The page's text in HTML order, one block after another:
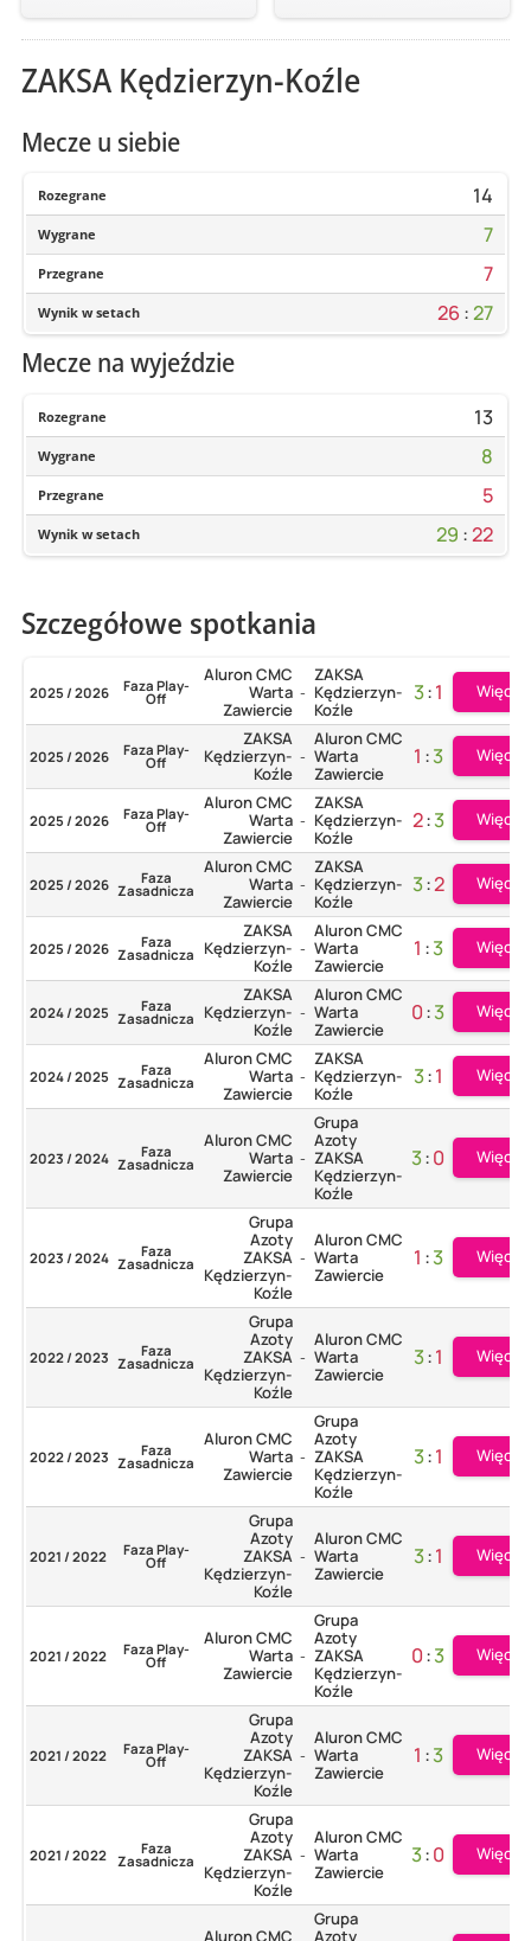
ZAKSA Kędzierzyn-Koźle
Mecze u siebie
Rozegrane 14
Wygrane 7
Przegrane 7
Wynik w setach 26:27
Mecze na wyjeździe
Rozegrane 13
Wygrane 8
Przegrane 5
Wynik w setach 29 :22
Szczegółowe spotkania
2025 / 2026 Faza Play-
Off
Aluron CMC
Warta
Zawiercie
-
ZAKSA
Kędzierzyn-
Koźle
3:1 Więcej
2025 / 2026 Faza Play-
Off
ZAKSA
Kędzierzyn-
Koźle
-
Aluron CMC
Warta
Zawiercie
1 :3 Więcej
2025 / 2026 Faza Play-
Off
Aluron CMC
Warta
Zawiercie
-
ZAKSA
Kędzierzyn-
Koźle
2:3 Więcej
2025 / 2026 Faza
Zasadnicza
Aluron CMC
Warta
Zawiercie
-
ZAKSA
Kędzierzyn-
Koźle
3:2 Więcej
2025 / 2026 Faza
Zasadnicza
ZAKSA
Kędzierzyn-
Koźle
-
Aluron CMC
Warta
Zawiercie
1 :3 Więcej
2024 / 2025 Faza
Zasadnicza
ZAKSA
Kędzierzyn-
Koźle
-
Aluron CMC
Warta
Zawiercie
0:3 Więcej
2024 / 2025 Faza
Zasadnicza
Aluron CMC
Warta
Zawiercie
-
ZAKSA
Kędzierzyn-
Koźle
3:1 Więcej
2023 / 2024 Faza
Zasadnicza
Aluron CMC
Warta
Zawiercie
-
Grupa
Azoty
ZAKSA
Kędzierzyn-
Koźle
3:0 Więcej
2023 / 2024 Faza
Zasadnicza
Grupa
Azoty
ZAKSA
Kędzierzyn-
Koźle
-
Aluron CMC
Warta
Zawiercie
1 :3 Więcej
2022 / 2023 Faza
Zasadnicza
Grupa
Azoty
ZAKSA
Kędzierzyn-
Koźle
-
Aluron CMC
Warta
Zawiercie
3:1 Więcej
2022 / 2023 Faza
Zasadnicza
Aluron CMC
Warta
Zawiercie
-
Grupa
Azoty
ZAKSA
Kędzierzyn-
Koźle
3:1 Więcej
2021 / 2022 Faza Play-
Off
Grupa
Azoty
ZAKSA
Kędzierzyn-
Koźle
-
Aluron CMC
Warta
Zawiercie
3:1 Więcej
2021 / 2022 Faza Play-
Off
Aluron CMC
Warta
Zawiercie
-
Grupa
Azoty
ZAKSA
Kędzierzyn-
Koźle
0:3 Więcej
2021 / 2022 Faza Play-
Off
Grupa
Azoty
ZAKSA
Kędzierzyn-
Koźle
-
Aluron CMC
Warta
Zawiercie
1 :3 Więcej
2021 / 2022 Faza
Zasadnicza
Grupa
Azoty
ZAKSA
Kędzierzyn-
Koźle
-
Aluron CMC
Warta
Zawiercie
3:0 Więcej
Aluron CMC
Grupa
Azoty